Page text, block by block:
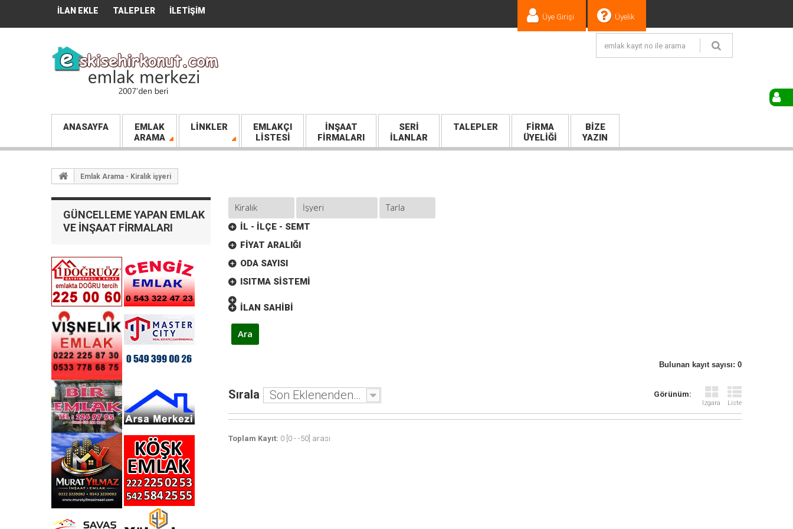
Üye Girişi Üyelik
İLAN EKLE TALEPLER İLETIŞIM
ANASAYFA
EMLAK
ARAMA
LINKLER
EMLAKÇI
LİSTESİ
İNŞAAT
FİRMALARI
SERI
İLANLAR
TALEPLER
FIRMA
ÜYELIĞI
BIZE
YAZIN
Emlak Arama - Kiralık işyeri
GÜNCELLEME YAPAN EMLAK
VE İNŞAAT FIRMALARI
İL - İLÇE - SEMT
FIYAT ARALIĞI
ODA SAYISI
ISITMA SISTEMI
İLAN SAHIBI
Bulunan kayıt sayısı: 0
Görünüm:
Izgara Liste
Sırala Son Eklenenden - Eskiye
Toplam Kayıt: 0 [0 - -50] arası